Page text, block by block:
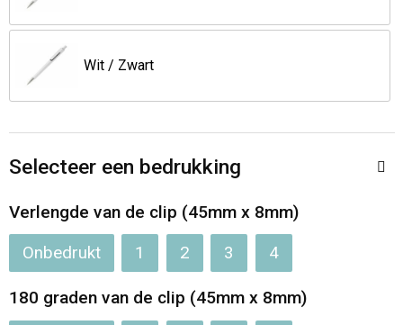
Opvouwbare tassen
Waterbestendige tassen
Bowlingtassen
Strandtassen
Katoenen draagtassen
Rugzakken
Wit / Zwart
Selecteer een bedrukking
Verlengde van de clip (45mm x 8mm)
Onbedrukt 1 2 3 4
180 graden van de clip (45mm x 8mm)